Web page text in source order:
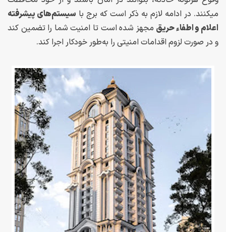
میکنند. در ادامه لازم به ذکر است که برج با سیستم‌های پیشرفته
اعلام و اطفاء حریق مجهز شده است تا امنیت شما را تضمین کند
و در صورت لزوم اقدامات امنیتی را به‌طور خودکار اجرا کند.